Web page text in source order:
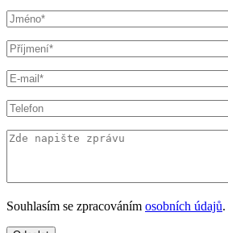
Souhlasím se zpracováním osobních údajů.